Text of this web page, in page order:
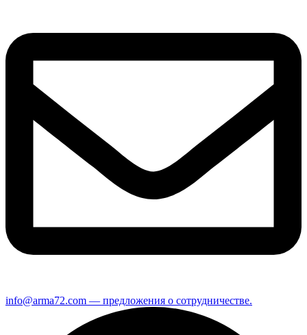
info@arma72.com — предложения о сотрудничестве.